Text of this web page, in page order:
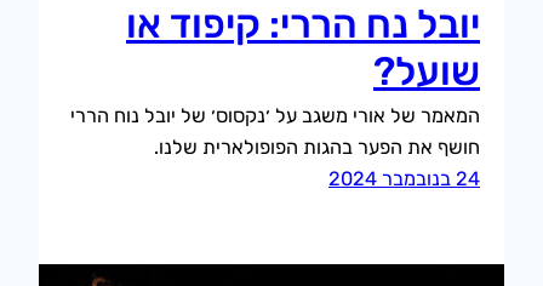
יובל נח הררי: קיפוד או
שועל?
המאמר של אורי משגב על ׳נקסוס׳ של יובל נוח הררי
חושף את הפער בהגות הפופולארית שלנו.
24 בנובמבר 2024